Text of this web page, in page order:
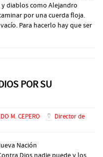
diablos como Alejandro
por una cuerda floja.
Para hacerlo hay que ser
POR SU
M. CEPERO
Director de
Nación
Dios nadie puede y los